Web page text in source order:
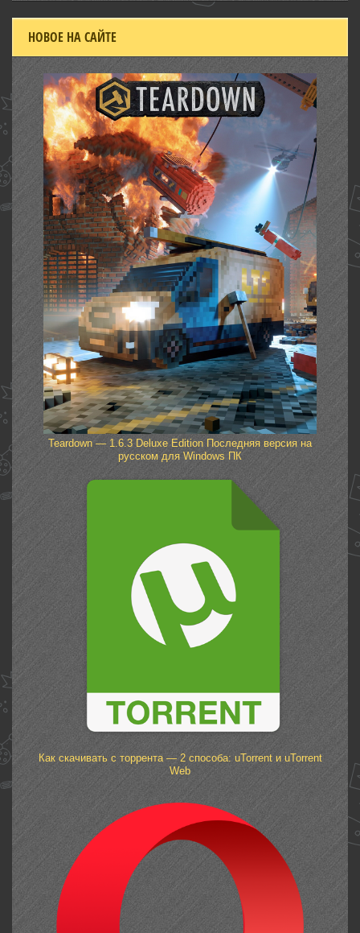
НОВОЕ НА САЙТЕ
Teardown — 1.6.3 Deluxe Edition Последняя версия на
русском для Windows ПК
Как скачивать с торрента — 2 способа: uTorrent и uTorrent
Web